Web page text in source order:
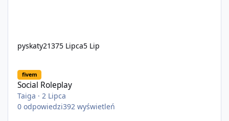
pyskaty21375 Lipca5 Lip
fivem
Social Roleplay
Taiga · 2 Lipca
0 odpowiedzi392 wyświetleń